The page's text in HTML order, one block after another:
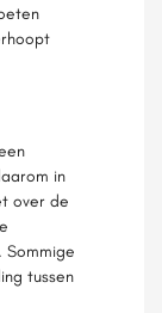
in
over de
Sommige
tussen